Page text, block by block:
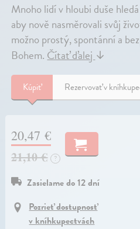
Mnoho lidí v hloubi duše
aby nově nasměrovali svůj
možno prostý, spontánní a
Bohem.Čítať ďalej↓
Kúpiť Rezervovať v
20,47 €
21,10 €
?
Zasielame do 12 dní
Pozrieť dostupnosť
v kníhkupectvách